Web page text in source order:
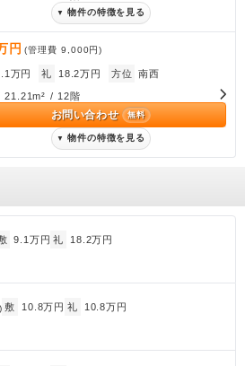
▼ 物件の特徴を見る
円 (管理費9,000円)
万円 礼 18.2万円 方位 南西
21.21m² / 12階
お問い合わせ 無料
▼ 物件の特徴を見る
9.1万円 礼 18.2万円
) 敷 10.8万円 礼 10.8万円